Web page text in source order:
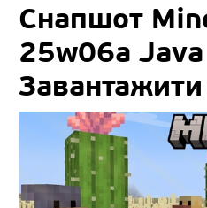
Снапшот
25w06a